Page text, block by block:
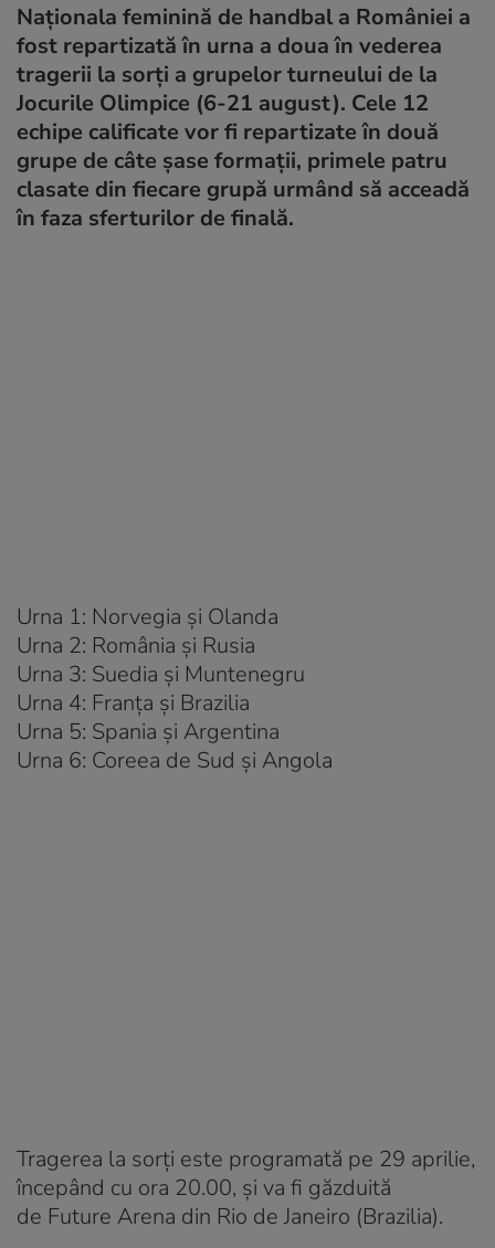
Naționala feminină de handbal a României a
fost repartizată în urna a doua în vederea
tragerii la sorți a grupelor turneului de la
Jocurile Olimpice (6-21 august). Cele 12
echipe calificate vor fi repartizate în două
grupe de câte șase formații, primele patru
clasate din fiecare grupă urmând să acceadă
în faza sferturilor de finală.
Urna 1: Norvegia și Olanda
Urna 2: România și Rusia
Urna 3: Suedia și Muntenegru
Urna 4: Franța și Brazilia
Urna 5: Spania și Argentina
Urna 6: Coreea de Sud și Angola
Tragerea la sorți este programată pe 29 aprilie,
începând cu ora 20.00, și va fi găzduită
de Future Arena din Rio de Janeiro (Brazilia).